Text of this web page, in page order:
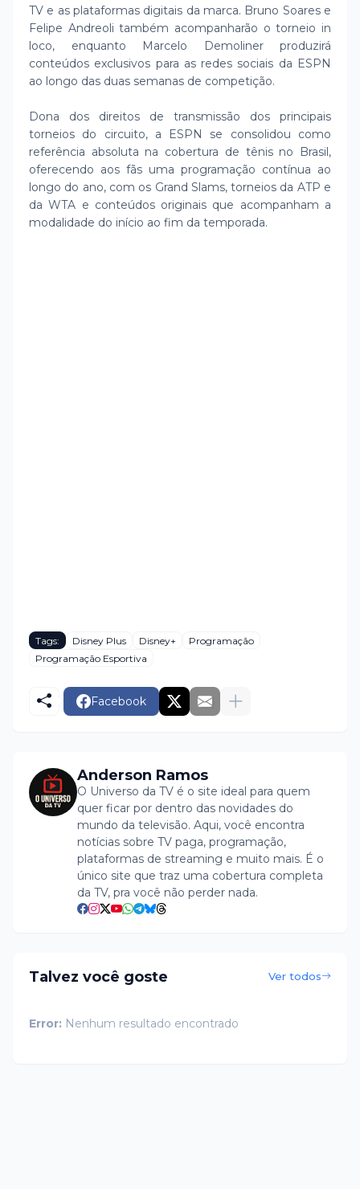
TV e as plataformas digitais da marca. Bruno Soares e
Felipe Andreoli também acompanharão o torneio in
loco, enquanto Marcelo Demoliner produzirá
conteúdos exclusivos para as redes sociais da ESPN
ao longo das duas semanas de competição.
Dona dos direitos de transmissão dos principais
torneios do circuito, a ESPN se consolidou como
referência absoluta na cobertura de tênis no Brasil,
oferecendo aos fãs uma programação contínua ao
longo do ano, com os Grand Slams, torneios da ATP e
da WTA e conteúdos originais que acompanham a
modalidade do início ao fim da temporada.
Tags: Disney Plus Disney+
Programação
Programação Esportiva
Facebook
Anderson Ramos
O Universo da TV é o site ideal para quem
quer ficar por dentro das novidades do
mundo da televisão. Aqui, você encontra
notícias sobre TV paga, programação,
plataformas de streaming e muito mais. É o
único site que traz uma cobertura completa
da TV, pra você não perder nada.
Talvez você goste Ver todos
Error: Nenhum resultado encontrado